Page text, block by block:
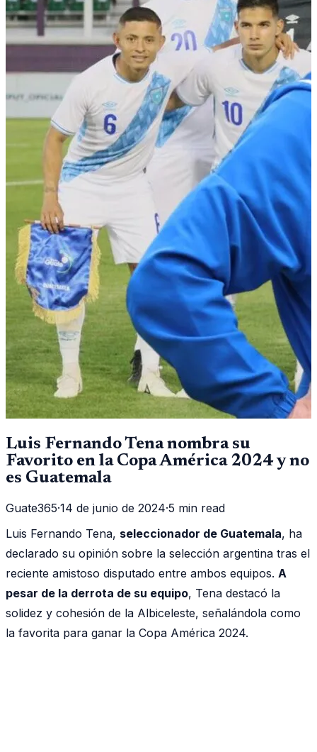
Luis Fernando Tena nombra su
Favorito en la Copa América 2024 y no
es Guatemala
Guate365·14 de junio de 2024·5 min read
Luis Fernando Tena, seleccionador de Guatemala, ha
declarado su opinión sobre la selección argentina tras el
reciente amistoso disputado entre ambos equipos. A
pesar de la derrota de su equipo, Tena destacó la
solidez y cohesión de la Albiceleste, señalándola como
la favorita para ganar la Copa América 2024.